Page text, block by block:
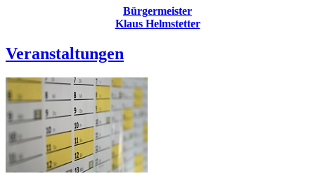
Bürgermeister
Klaus Helmstetter
Veranstaltungen